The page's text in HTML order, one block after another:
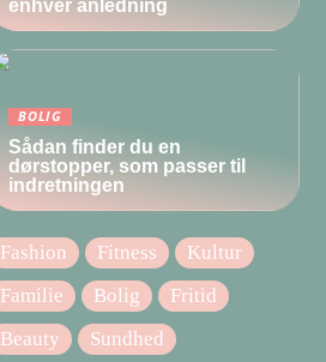
enhver anledning
BOLIG
Sådan finder du en
dørstopper, som passer til
indretningen
Fashion Fitness
Kultur
Familie
Bolig
Fritid
Beauty
Sundhed